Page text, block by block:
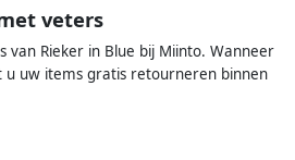
veters
van Rieker in Blue bij Miinto. Wanneer
uw items gratis retourneren binnen